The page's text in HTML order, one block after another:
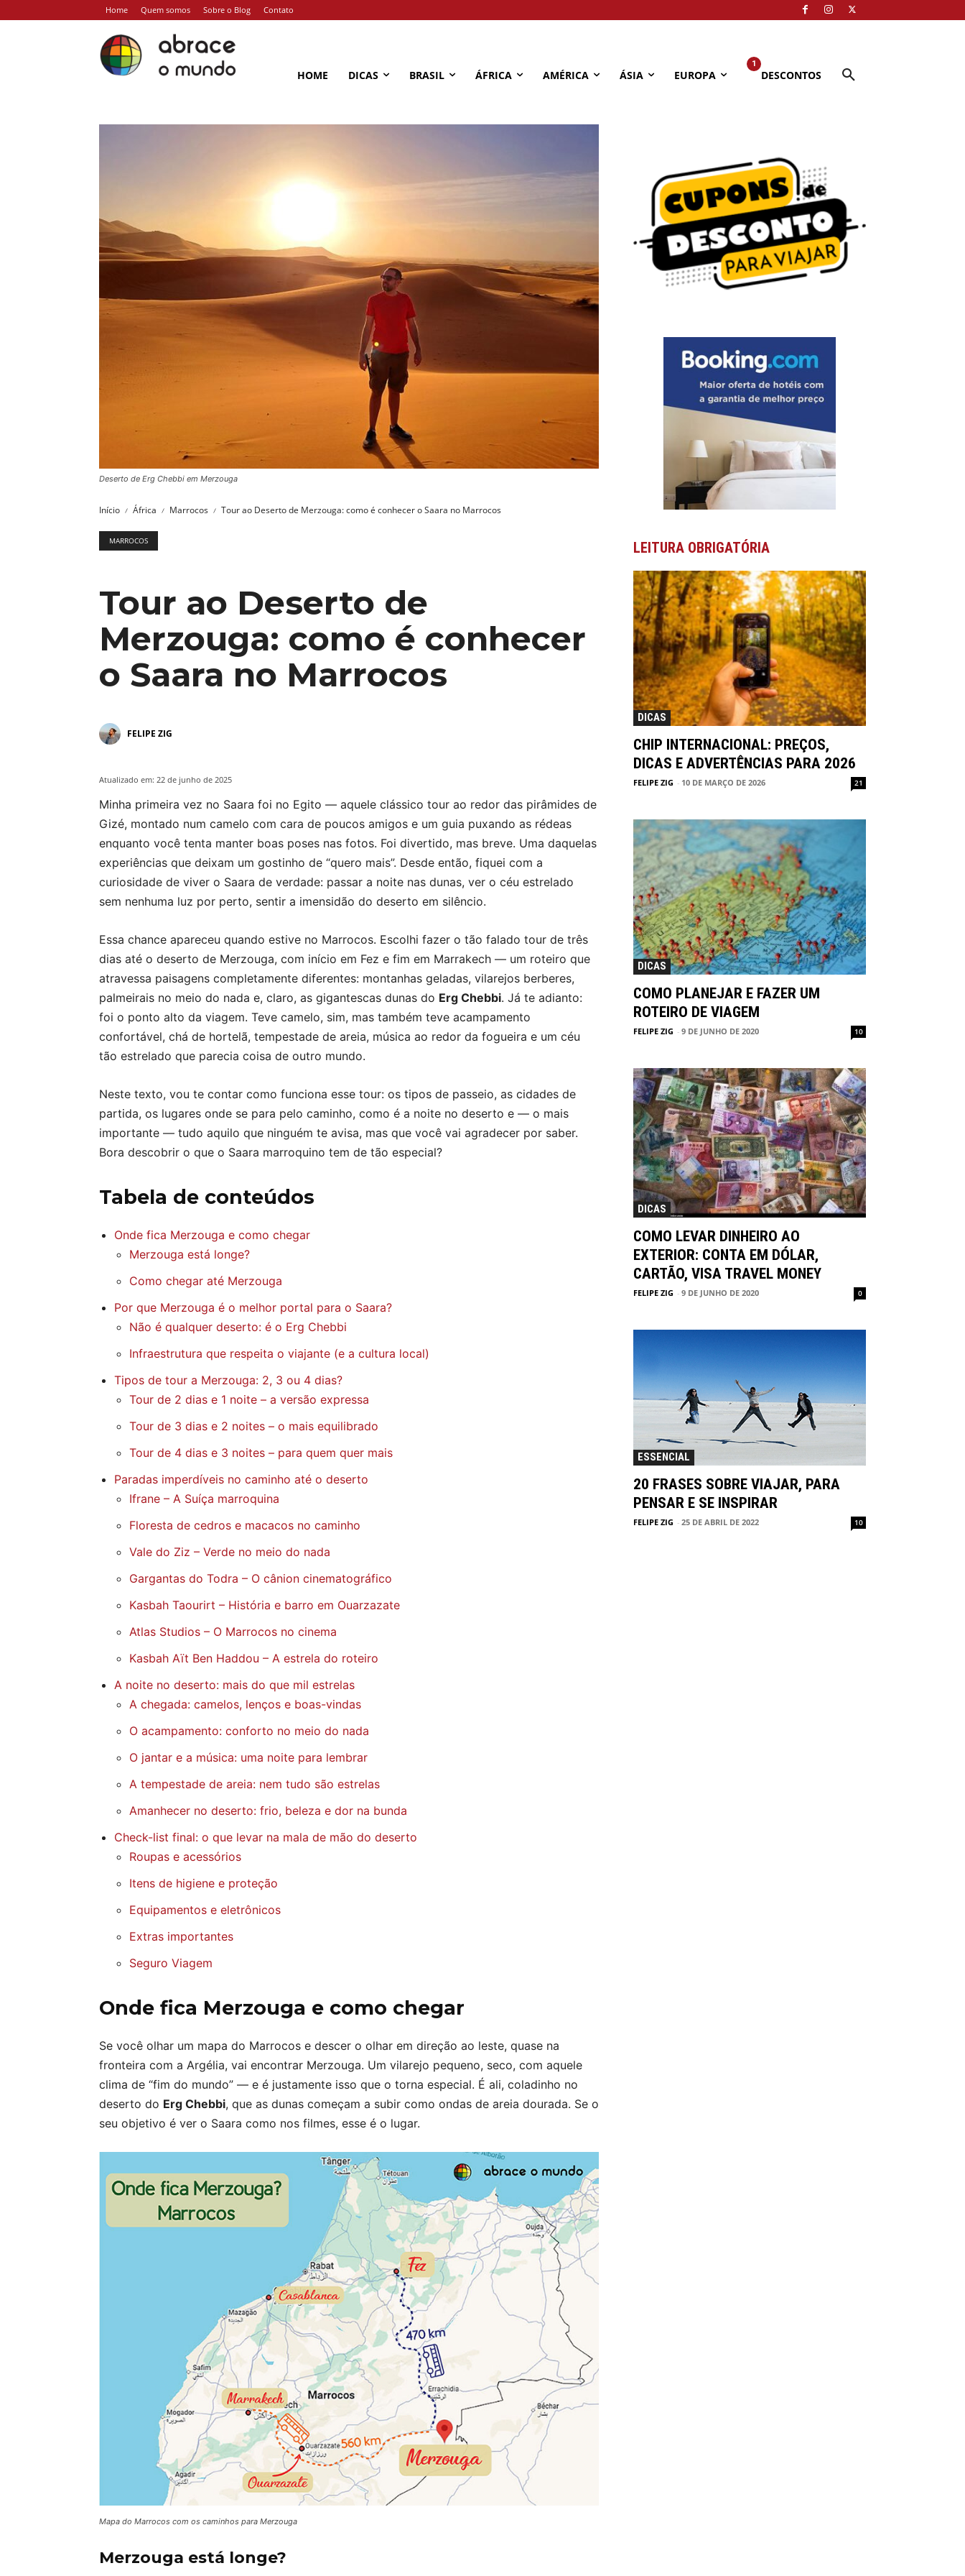
Home Quem somos Sobre o Blog Contato
HOME DICAS BRASIL ÁFRICA AMÉRICA ÁSIA EUROPA DESCONTOS
1
Deserto de Erg Chebbi em Merzouga
Início África Marrocos Tour ao Deserto de Merzouga: como é conhecer o Saara no Marrocos
MARROCOS
Tour ao Deserto de
Merzouga: como é conhecer
o Saara no Marrocos
FELIPE ZIG
Atualizado em: 22 de junho de 2025
Minha primeira vez no Saara foi no Egito — aquele clássico tour ao redor das pirâmides de
Gizé, montado num camelo com cara de poucos amigos e um guia puxando as rédeas
enquanto você tenta manter boas poses nas fotos. Foi divertido, mas breve. Uma daquelas
experiências que deixam um gostinho de “quero mais”. Desde então, fiquei com a
curiosidade de viver o Saara de verdade: passar a noite nas dunas, ver o céu estrelado
sem nenhuma luz por perto, sentir a imensidão do deserto em silêncio.
Essa chance apareceu quando estive no Marrocos. Escolhi fazer o tão falado tour de três
dias até o deserto de Merzouga, com início em Fez e fim em Marrakech — um roteiro que
atravessa paisagens completamente diferentes: montanhas geladas, vilarejos berberes,
palmeirais no meio do nada e, claro, as gigantescas dunas do Erg Chebbi. Já te adianto:
foi o ponto alto da viagem. Teve camelo, sim, mas também teve acampamento
confortável, chá de hortelã, tempestade de areia, música ao redor da fogueira e um céu
tão estrelado que parecia coisa de outro mundo.
Neste texto, vou te contar como funciona esse tour: os tipos de passeio, as cidades de
partida, os lugares onde se para pelo caminho, como é a noite no deserto e — o mais
importante — tudo aquilo que ninguém te avisa, mas que você vai agradecer por saber.
Bora descobrir o que o Saara marroquino tem de tão especial?
Tabela de conteúdos
Onde fica Merzouga e como chegar
Merzouga está longe?
Como chegar até Merzouga
Por que Merzouga é o melhor portal para o Saara?
Não é qualquer deserto: é o Erg Chebbi
Infraestrutura que respeita o viajante (e a cultura local)
Tipos de tour a Merzouga: 2, 3 ou 4 dias?
Tour de 2 dias e 1 noite – a versão expressa
Tour de 3 dias e 2 noites – o mais equilibrado
Tour de 4 dias e 3 noites – para quem quer mais
Paradas imperdíveis no caminho até o deserto
Ifrane – A Suíça marroquina
Floresta de cedros e macacos no caminho
Vale do Ziz – Verde no meio do nada
Gargantas do Todra – O cânion cinematográfico
Kasbah Taourirt – História e barro em Ouarzazate
Atlas Studios – O Marrocos no cinema
Kasbah Aït Ben Haddou – A estrela do roteiro
A noite no deserto: mais do que mil estrelas
A chegada: camelos, lenços e boas-vindas
O acampamento: conforto no meio do nada
O jantar e a música: uma noite para lembrar
A tempestade de areia: nem tudo são estrelas
Amanhecer no deserto: frio, beleza e dor na bunda
Check-list final: o que levar na mala de mão do deserto
Roupas e acessórios
Itens de higiene e proteção
Equipamentos e eletrônicos
Extras importantes
Seguro Viagem
Onde fica Merzouga e como chegar
Se você olhar um mapa do Marrocos e descer o olhar em direção ao leste, quase na
fronteira com a Argélia, vai encontrar Merzouga. Um vilarejo pequeno, seco, com aquele
clima de “fim do mundo” — e é justamente isso que o torna especial. É ali, coladinho no
deserto do Erg Chebbi, que as dunas começam a subir como ondas de areia dourada. Se o
seu objetivo é ver o Saara como nos filmes, esse é o lugar.
Mapa do Marrocos com os caminhos para Merzouga
Merzouga está longe?
LEITURA OBRIGATÓRIA
DICAS
CHIP INTERNACIONAL: PREÇOS,
DICAS E ADVERTÊNCIAS PARA 2026
FELIPE ZIG - 10 DE MARÇO DE 2026 21
DICAS
COMO PLANEJAR E FAZER UM
ROTEIRO DE VIAGEM
FELIPE ZIG - 9 DE JUNHO DE 2020 10
DICAS
COMO LEVAR DINHEIRO AO
EXTERIOR: CONTA EM DÓLAR,
CARTÃO, VISA TRAVEL MONEY
FELIPE ZIG - 9 DE JUNHO DE 2020 0
ESSENCIAL
20 FRASES SOBRE VIAJAR, PARA
PENSAR E SE INSPIRAR
FELIPE ZIG - 25 DE ABRIL DE 2022 10